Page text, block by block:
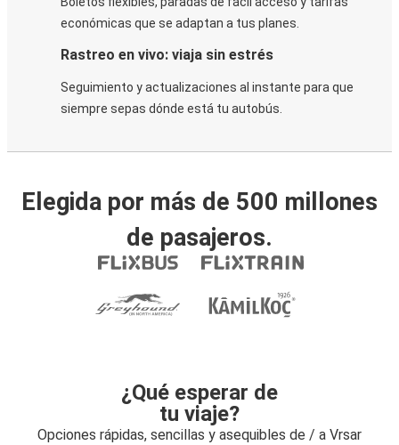
económicas que se adaptan a tus planes.
Rastreo en vivo: viaja sin estrés
Seguimiento y actualizaciones al instante para que
siempre sepas dónde está tu autobús.
Elegida por más de 500 millones
de pasajeros.
¿Qué esperar de
tu viaje?
Opciones rápidas, sencillas y asequibles de / a Vrsar